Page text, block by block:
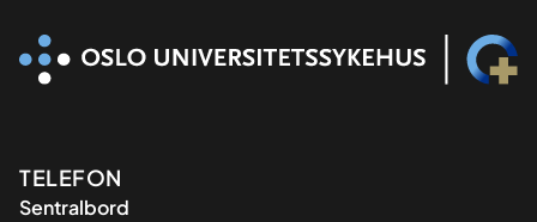
Kontaktinformasjon
TELEFON
Sentralbord